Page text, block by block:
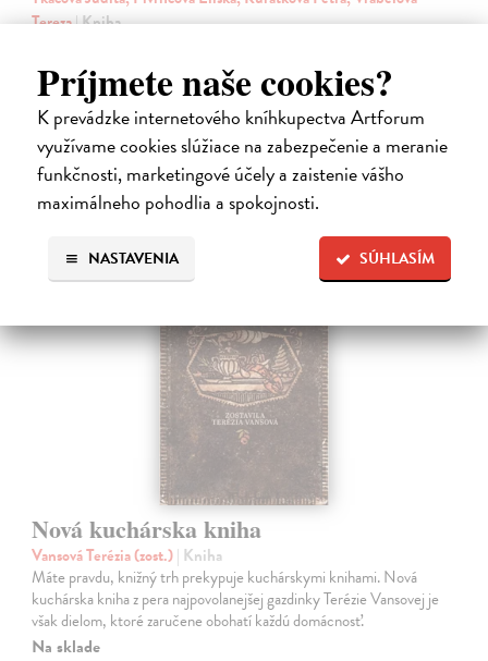
Príjmete naše cookies?
K prevádzke internetového kníhkupectva Artforum
využívame cookies slúžiace na zabezpečenie a meranie
funkčnosti, marketingové účely a zaistenie vášho
maximálneho pohodlia a spokojnosti.
SÚHLASÍM
NASTAVENIA
Tereza| Kniha
rodičov zas veľkým orieškom.
Čaká sa dotlač, vychádza 11.9.2026, zasielame do 12 dní od
dotlače
16,48 €
16,99 € ?
Nová kuchárska kniha
Vansová Terézia (zost.)| Kniha
Máte pravdu, knižný trh prekypuje kuchárskymi knihami. Nová
kuchárska kniha z pera najpovolanejšej gazdinky Terézie Vansovej je
však dielom, ktoré zaručene obohatí každú domácnosť.
Na sklade